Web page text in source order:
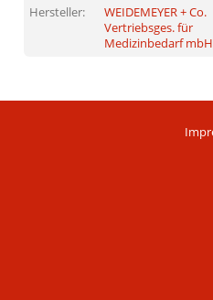
Hersteller:
WEIDEMEYER + Co.
Vertriebsges. für
Medizinbedarf mbH